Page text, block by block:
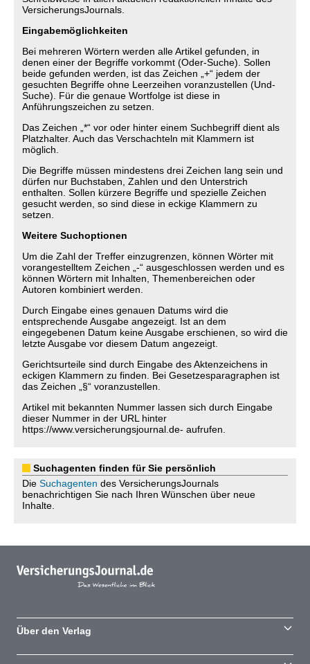
VersicherungsJournals.
Eingabemöglichkeiten
Bei mehreren Wörtern werden alle Artikel gefunden, in
denen einer der Begriffe vorkommt (Oder-Suche). Sollen
beide gefunden werden, ist das Zeichen „+“ jedem der
gesuchten Begriffe ohne Leerzeihen voranzustellen (Und-
Suche). Für die genaue Wortfolge ist diese in
Anführungszeichen zu setzen.
Das Zeichen „*“ vor oder hinter einem Suchbegriff dient als
Platzhalter. Auch das Verschachteln mit Klammern ist
möglich.
Die Begriffe müssen mindestens drei Zeichen lang sein und
dürfen nur Buchstaben, Zahlen und den Unterstrich
enthalten. Sollen kürzere Begriffe und spezielle Zeichen
gesucht werden, so sind diese in eckige Klammern zu
setzen.
Weitere Suchoptionen
Um die Zahl der Treffer einzugrenzen, können Wörter mit
vorangestelltem Zeichen „-“ ausgeschlossen werden und es
können Wörtern mit Inhalten, Themenbereichen oder
Autoren kombiniert werden.
Durch Eingabe eines genauen Datums wird die
entsprechende Ausgabe angezeigt. Ist an dem
eingegebenen Datum keine Ausgabe erschienen, so wird die
letzte Ausgabe vor diesem Datum angezeigt.
Gerichtsurteile sind durch Eingabe des Aktenzeichens in
eckigen Klammern zu finden. Bei Gesetzesparagraphen ist
das Zeichen „§“ voranzustellen.
Artikel mit bekannten Nummer lassen sich durch Eingabe
dieser Nummer in der URL hinter
https://www.versicherungsjournal.de- aufrufen.
Suchagenten finden für Sie persönlich
Die Suchagenten des VersicherungsJournals
benachrichtigen Sie nach Ihren Wünschen über neue
Inhalte.
Über den Verlag